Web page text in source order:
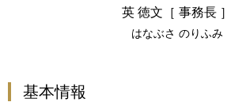
英 徳文［ 事務長 ］
はなぶさ のりふみ
基本情報